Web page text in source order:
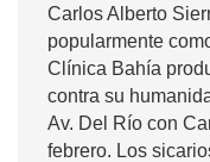
Carlos Alberto
popularmente
Clínica Bahía
contra su
Av. Del Río con
febrero. Los